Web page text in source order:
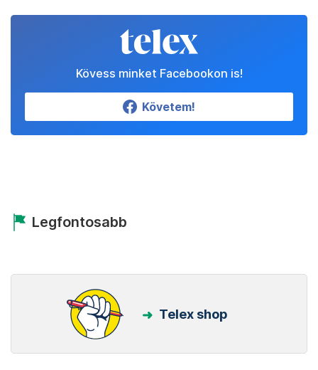
Kövess minket Facebookon is!
Követem!
Legfontosabb
Telex shop